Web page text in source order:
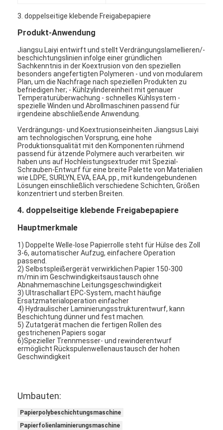
Haus
Produkte
Über uns
Fabrik-Ausflug
Qualitätskontrolle
Nachrichten
3. doppelseitige klebende Freigabepapiere
Produkt-Anwendung
Jiangsu Laiyi entwirft und stellt Verdrängungslamellieren/-
beschichtungslinien infolge einer gründlichen
Sachkenntnis in der Koextrusion von den speziellen
besonders angefertigten Polymeren - und von modularem
Plan, um die Nachfrage nach speziellen Produkten zu
befriedigen her; - Kühlzylindereinheit mit genauer
Temperaturüberwachung - schnelles Kühlsystem -
spezielle Winden und Abrollmaschinen passend für
irgendeine abschließende Anwendung.
Verdrängungs- und Koextrusionseinheiten Jiangsus Laiyi
am technologischen Vorsprung, eine hohe
Produktionsqualität mit den Komponenten rühmend
passend für ätzende Polymere auch verarbeiten. wir
haben uns auf Hochleistungsextruder mit Spezial-
Schrauben-Entwurf für eine breite Palette von Materialien
wie LDPE, SURLYN, EVA, EAA, pp., mit kundengebundenen
Lösungen einschließlich verschiedene Schichten, Größen
konzentriert und sterben Breiten.
4. doppelseitige klebende Freigabepapiere
Hauptmerkmale
1) Doppelte Welle-lose Papierrolle steht für Hülse des Zoll
3-6, automatischer Aufzug, einfachere Operation
passend.
2) Selbstspleißergerät verwirklichen Papier 150-300
m/min im Geschwindigkeitsaustausch ohne
Abnahmemaschine Leitungsgeschwindigkeit
3) Ultraschallart EPC-System, macht häufige
Ersatzmaterialoperation einfacher
4) Hydraulischer Laminierungsstrukturentwurf, kann
Beschichtung dünner und fest machen.
5) Zutatgerät machen die fertigen Rollen des
gestrichenen Papiers sogar
6)Spezieller Trennmesser- und rewinderentwurf
ermöglicht Rückspulenwellenaustausch der hohen
Geschwindigkeit
Umbauten:
Papierpolybeschichtungsmaschine
Papierfolienlaminierungsmaschine